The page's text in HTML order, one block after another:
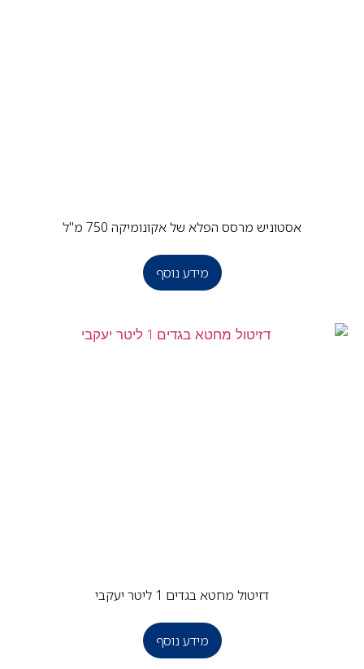
אסטוניש מרסס הפלא של אקונומיקה 750 מ"ל
מידע נוסף
דזיטול מחטא בגדים 1 ליטר יעקבי
מידע נוסף